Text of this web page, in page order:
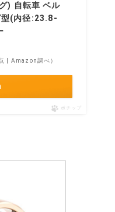
) 自転車 ベル
(内径:23.8-
| Amazon調べ）
ポチップ